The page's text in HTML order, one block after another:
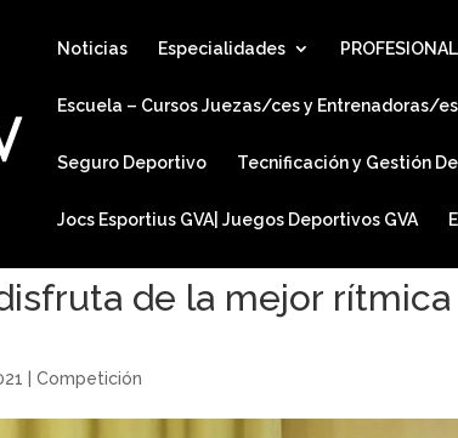
Noticias Especialidades
Escuela – Cursos Juezas/ces y Entrenadoras/es
Seguro Deportivo Tecnificación y Gestión
Jocs Esportius GVA| Juegos Deportivos GVA
de la mejor
|Competición